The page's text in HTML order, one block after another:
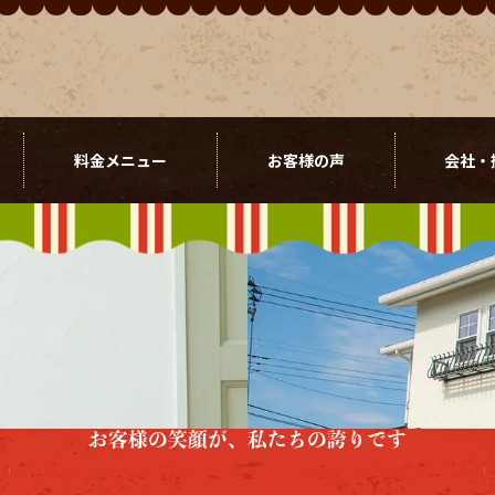
料金メニュー お客様の声 会社
お客様の笑顔が、私たちの誇りです